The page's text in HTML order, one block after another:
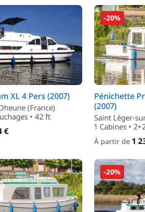
XL 4 Pers (2007)
(France)
• 42 ft
€
-20%
Pénichette
(2007)
Saint Léger-
1 Cabines •
À partir de 1
-20%